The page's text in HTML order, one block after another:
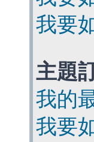
我要
主題
我的
我要